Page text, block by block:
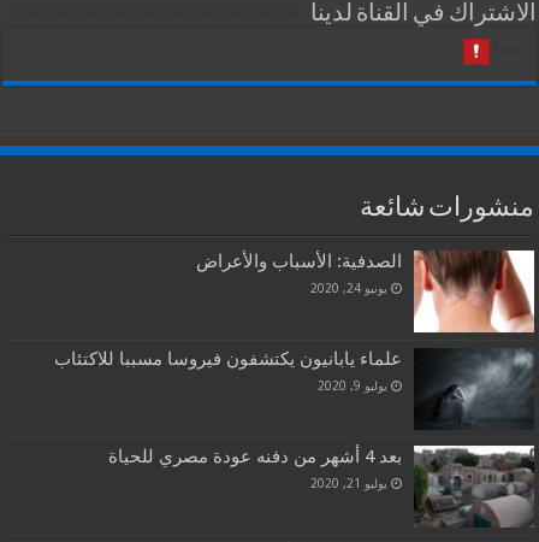
الاشتراك في القناة لدينا
منشورات شائعة
الصدفية: الأسباب والأعراض
يونيو 24, 2020
علماء يابانيون يكتشفون فيروسا مسببا للاكتئاب
يوليو 9, 2020
بعد 4 أشهر من دفنه عودة مصري للحياة
يوليو 21, 2020